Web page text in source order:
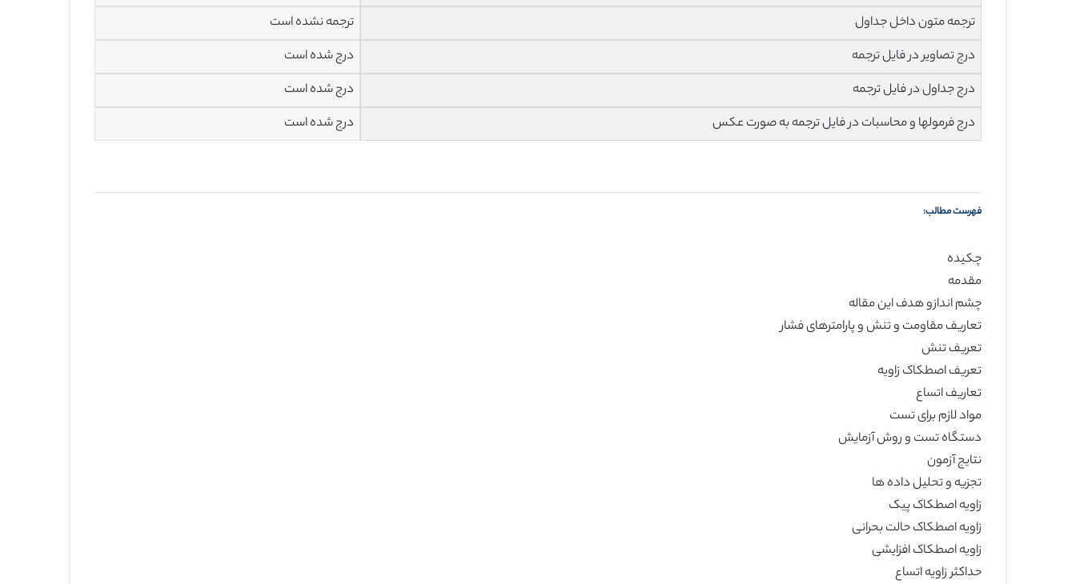
ترجمه متون داخل جداول
ترجمه نشده است
درج تصاویر در فایل ترجمه
درج شده است
درج جداول در فایل ترجمه
درج شده است
درج فرمولها و محاسبات در فایل ترجمه به صورت عکس
درج شده است
فهرست مطالب:
چکیده
مقدمه
چشم اندازو هدف این مقاله
تعاریف مقاومت و تنش و پارامترهای فشار
تعریف تنش
تعریف اصطکاک زاویه
تعاریف اتساع
مواد لازم برای تست
دستگاه تست و روش آزمایش
نتایج آزمون
تجزیه و تحلیل داده ها
زاویه اصطکاک پیک
زاویه اصطکاک حالت بحرانی
زاویه اصطکاک افزایشی
حداکثر زاویه اتساع